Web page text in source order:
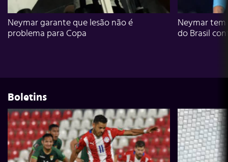
Neymar garante que lesão não é
problema para Copa
Neymar
do Brasil
Boletins